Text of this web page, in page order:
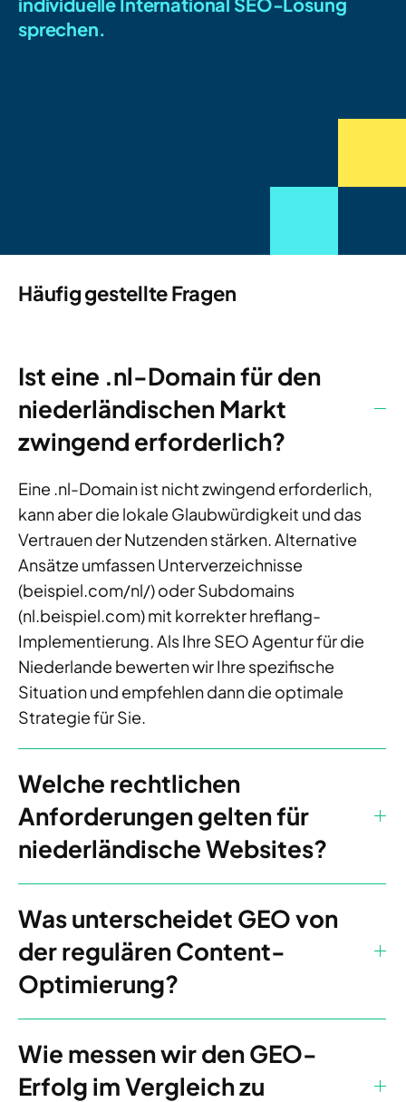
sprechen.
Häufig gestellte Fragen
Ist eine .nl-Domain für den
niederländischen Markt
zwingend erforderlich?
Eine .nl-Domain ist nicht zwingend erforderlich,
kann aber die lokale Glaubwürdigkeit und das
Vertrauen der Nutzenden stärken. Alternative
Ansätze umfassen Unterverzeichnisse
(beispiel.com/nl/) oder Subdomains
(nl.beispiel.com) mit korrekter hreflang-
Implementierung. Als Ihre SEO Agentur für die
Niederlande bewerten wir Ihre spezifische
Situation und empfehlen dann die optimale
Strategie für Sie.
Welche rechtlichen
Anforderungen gelten für
niederländische Websites?
Was unterscheidet GEO von
der regulären Content-
Optimierung?
Wie messen wir den GEO-
Erfolg im Vergleich zu